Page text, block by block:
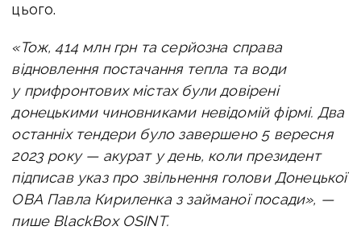
цього.
«Тож, 414 млн грн та серйозна справа
відновлення постачання тепла та води
у прифронтових містах були довірені
донецькими чиновниками невідомій фірмі. Два
останніх тендери було завершено 5 вересня
2023 року — акурат у день, коли президент
підписав указ про звільнення голови Донецької
ОВА Павла Кириленка з займаної посади», —
пише BlackBox OSINT.